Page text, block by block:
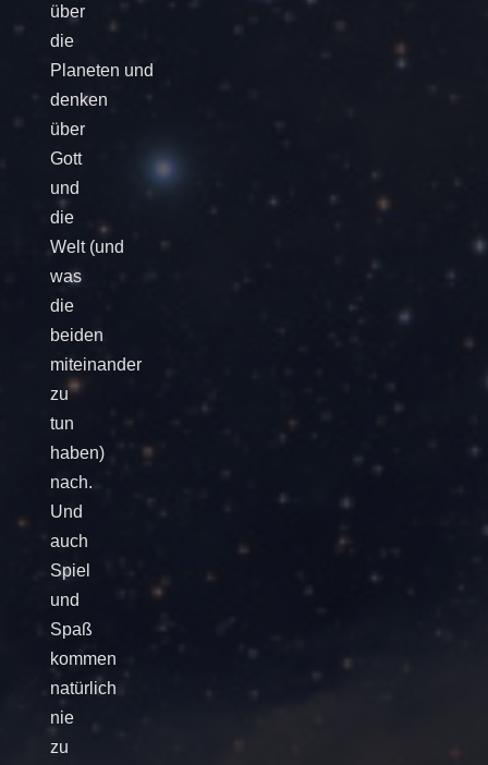
über
die
Planeten und
denken
über
Gott
und
die
Welt (und
was
die
beiden
miteinander
zu
tun
haben)
nach.
Und
auch
Spiel
und
Spaß
kommen
natürlich
nie
zu